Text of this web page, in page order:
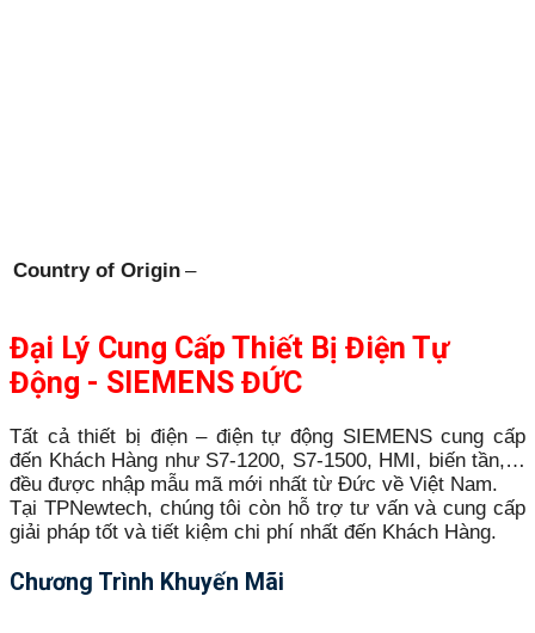
Country of Origin –
Đại Lý Cung Cấp Thiết Bị Điện Tự
Động - SIEMENS ĐỨC
Tất cả thiết bị điện – điện tự động SIEMENS cung cấp
đến Khách Hàng như S7-1200, S7-1500, HMI, biến tần,…
đều được nhập mẫu mã mới nhất từ Đức về Việt Nam.
Tại TPNewtech, chúng tôi còn hỗ trợ tư vấn và cung cấp
giải pháp tốt và tiết kiệm chi phí nhất đến Khách Hàng.
Chương Trình Khuyến Mãi